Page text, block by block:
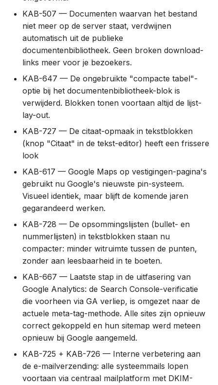
1.31.1 (18 nov 2021)
1.31.0 (10 nov 2021)
1.30.1 (18 okt 2021)
1.29.0 (6 okt 2021)
1.28.0 (9 sep 2021)
1.27.2 (25 aug 2021)
1.27.1 (23 aug 2021)
1.26.1 (12 aug 2021)
1.25.0 (29 jul 2021)
1.24.0 (5 jul 2021)
1.23.0 (29 juni 2021)
1.22.1 (14 juni 2021)
1.22.0 (19 mei 2021)
1.21.0 (13 mei 2021)
1.20.0 (5 mei 2021)
1.19.2 (23 apr 2021)
KAB-507 — Documenten waarvan het bestand
niet meer op de server staat, verdwijnen
automatisch uit de publieke
documentenbibliotheek. Geen broken download-
links meer voor je bezoekers.
KAB-647 — De ongebruikte "compacte tabel"-
optie bij het documentenbibliotheek-blok is
verwijderd. Blokken tonen voortaan altijd de lijst-
lay-out.
KAB-727 — De citaat-opmaak in tekstblokken
(knop "Citaat" in de tekst-editor) heeft een frissere
look
KAB-617 — Google Maps op vestigingen-pagina's
gebruikt nu Google's nieuwste pin-systeem.
Visueel identiek, maar blijft de komende jaren
gegarandeerd werken.
KAB-728 — De opsommingslijsten (bullet- en
nummerlijsten) in tekstblokken staan nu
compacter: minder witruimte tussen de punten,
zonder aan leesbaarheid in te boeten.
KAB-667 — Laatste stap in de uitfasering van
Google Analytics: de Search Console-verificatie
die voorheen via GA verliep, is omgezet naar de
actuele meta-tag-methode. Alle sites zijn opnieuw
correct gekoppeld en hun sitemap werd meteen
opnieuw bij Google aangemeld.
KAB-725 + KAB-726 — Interne verbetering aan
de e-mailverzending: alle systeemmails lopen
voortaan via centraal mailplatform met DKIM-